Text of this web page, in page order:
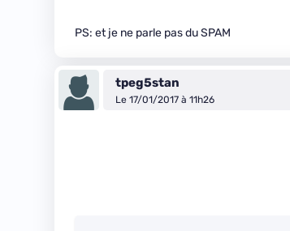
PS: et je ne parle pas du SPAM
tpeg5stan
Le 17/01/2017 à 11h26